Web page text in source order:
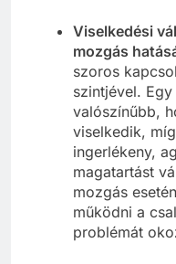
Viselkedési
mozgás
szoros
szintjével.
valószínűbb,
viselkedik,
ingerlékeny,
magatartást
mozgás
működni a
problémát